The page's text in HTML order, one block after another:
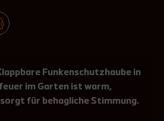
Funkenschutzhaube in
im Garten ist warm,
für behagliche Stimmung.